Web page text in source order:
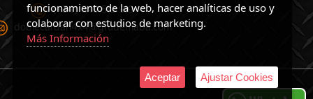
(+34) 649 513 919
doblecardan4x4@grudemaba.com
funcionamiento de la web, hacer analíticas de uso y
colaborar con estudios de marketing.
Más Información
Aceptar Ajustar Cookies